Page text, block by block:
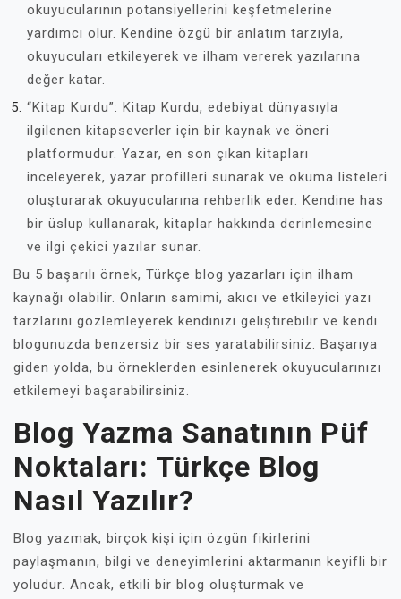
okuyucularının potansiyellerini keşfetmelerine
yardımcı olur. Kendine özgü bir anlatım tarzıyla,
okuyucuları etkileyerek ve ilham vererek yazılarına
değer katar.
“Kitap Kurdu”: Kitap Kurdu, edebiyat dünyasıyla
ilgilenen kitapseverler için bir kaynak ve öneri
platformudur. Yazar, en son çıkan kitapları
inceleyerek, yazar profilleri sunarak ve okuma listeleri
oluşturarak okuyucularına rehberlik eder. Kendine has
bir üslup kullanarak, kitaplar hakkında derinlemesine
ve ilgi çekici yazılar sunar.
Bu 5 başarılı örnek, Türkçe blog yazarları için ilham
kaynağı olabilir. Onların samimi, akıcı ve etkileyici yazı
tarzlarını gözlemleyerek kendinizi geliştirebilir ve kendi
blogunuzda benzersiz bir ses yaratabilirsiniz. Başarıya
giden yolda, bu örneklerden esinlenerek okuyucularınızı
etkilemeyi başarabilirsiniz.
Blog Yazma Sanatının Püf
Noktaları: Türkçe Blog
Nasıl Yazılır?
Blog yazmak, birçok kişi için özgün fikirlerini
paylaşmanın, bilgi ve deneyimlerini aktarmanın keyifli bir
yoludur. Ancak, etkili bir blog oluşturmak ve